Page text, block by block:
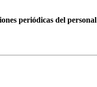
periódicas del personal